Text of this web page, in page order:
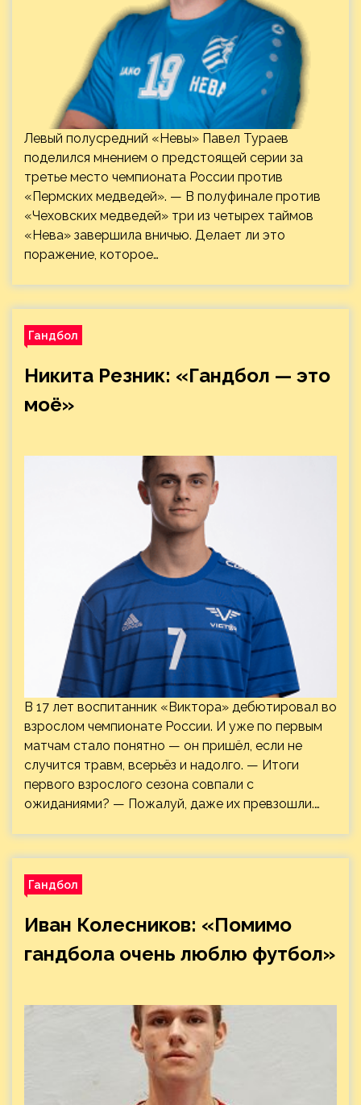
Левый полусредний «Невы» Павел Тураев
поделился мнением о предстоящей серии за
третье место чемпионата России против
«Пермских медведей». — В полуфинале против
«Чеховских медведей» три из четырех таймов
«Нева» завершила вничью. Делает ли это
поражение, которое…
Гандбол
Никита Резник: «Гандбол — это
моё»
В 17 лет воспитанник «Виктора» дебютировал во
взрослом чемпионате России. И уже по первым
матчам стало понятно — он пришёл, если не
случится травм, всерьёз и надолго. — Итоги
первого взрослого сезона совпали с
ожиданиями? — Пожалуй, даже их превзошли.…
Гандбол
Иван Колесников: «Помимо
гандбола очень люблю футбол»